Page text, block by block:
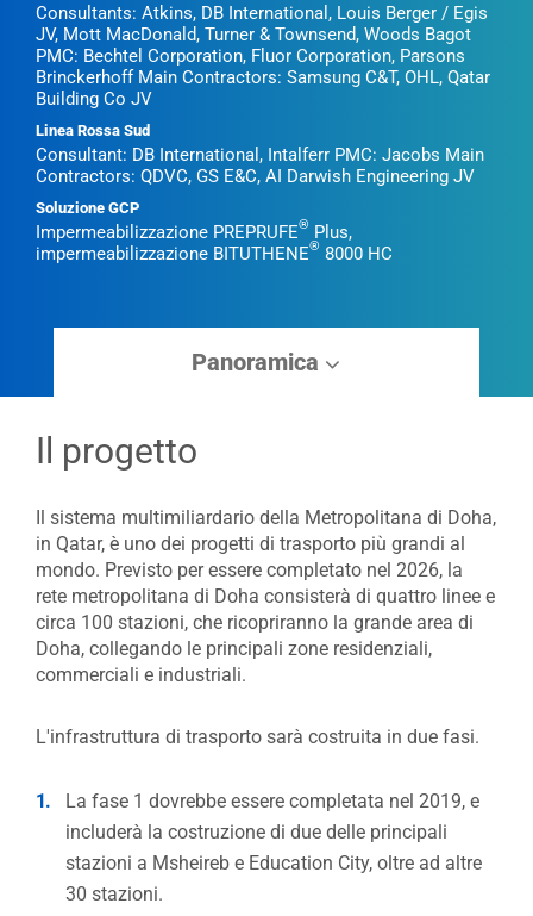
Consultants: Atkins, DB International, Louis Berger / Egis
JV, Mott MacDonald, Turner & Townsend, Woods Bagot
PMC: Bechtel Corporation, Fluor Corporation, Parsons
Brinckerhoff Main Contractors: Samsung C&T, OHL, Qatar
Building Co JV
Linea Rossa Sud
Consultant: DB International, Intalferr PMC: Jacobs Main
Contractors: QDVC, GS E&C, AI Darwish Engineering JV
Soluzione GCP
Impermeabilizzazione PREPRUFE® Plus,
impermeabilizzazione BITUTHENE® 8000 HC
Panoramica
Il progetto
Il sistema multimiliardario della Metropolitana di Doha,
in Qatar, è uno dei progetti di trasporto più grandi al
mondo. Previsto per essere completato nel 2026, la
rete metropolitana di Doha consisterà di quattro linee e
circa 100 stazioni, che ricopriranno la grande area di
Doha, collegando le principali zone residenziali,
commerciali e industriali.
L'infrastruttura di trasporto sarà costruita in due fasi.
La fase 1 dovrebbe essere completata nel 2019, e
includerà la costruzione di due delle principali
stazioni a Msheireb e Education City, oltre ad altre
30 stazioni.